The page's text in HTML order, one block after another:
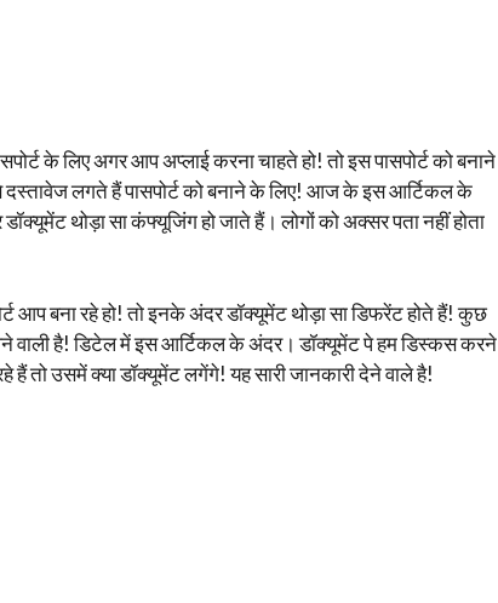
के लिए अगर आप अप्लाई करना चाहते हो! तो इस पासपोर्ट को बनाने
लगते हैं पासपोर्ट को बनाने के लिए! आज के इस आर्टिकल के
थोड़ा सा कंफ्यूजिंग हो जाते हैं। लोगों को अक्सर पता नहीं होता
आप बना रहे हो! तो इनके अंदर डॉक्यूमेंट थोड़ा सा डिफरेंट होते हैं! कुछ
वाली है! डिटेल में इस आर्टिकल के अंदर। डॉक्यूमेंट पे हम डिस्कस करने
हैं तो उसमें क्या डॉक्यूमेंट लगेंगे! यह सारी जानकारी देने वाले है!